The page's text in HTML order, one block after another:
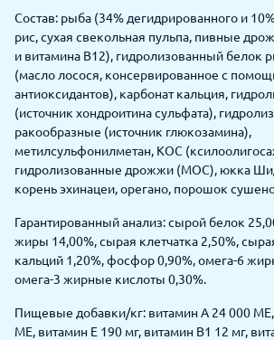
Состав: рыба (34% дегидрированного и
рис, сухая свекольная пульпа, пивные
и витамина B12), гидролизованный
(масло лосося, консервированное с
антиоксидантов), карбонат кальция,
(источник хондроитина сульфата),
ракообразные (источник глюкозамина),
метилсульфонилметан, КОС
гидролизованные дрожжи (МОС), юкка
корень эхинацеи, орегано, порошок
Гарантированный анализ: сырой белок
жиры 14,00%, сырая клетчатка 2,50%,
кальций 1,20%, фосфор 0,90%, омега-6
омега-3 жирные кислоты 0,30%.
Пищевые добавки/кг: витамин А 24 000
МЕ, витамин Е 190 мг, витамин В1 12 мг,